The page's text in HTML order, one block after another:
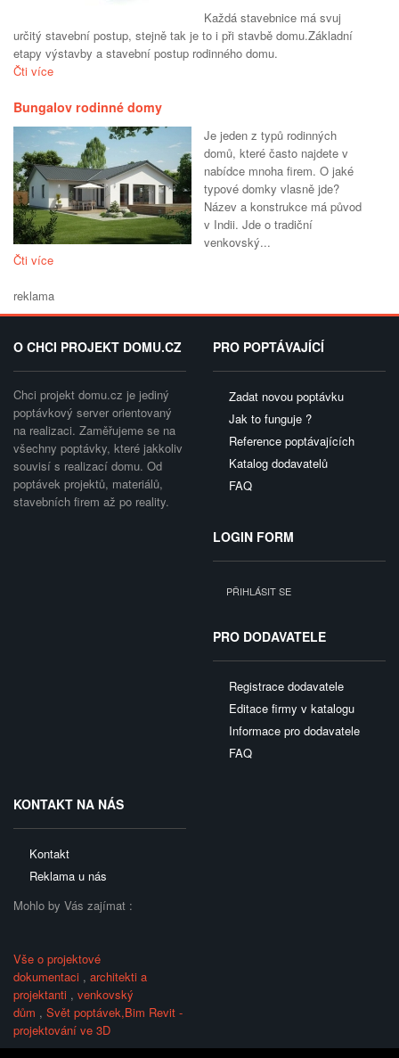
Každá stavebnice má svuj
určitý stavební postup, stejně tak je to i při stavbě domu.Základní
etapy výstavby a stavební postup rodinného domu.
Čti více
Bungalov rodinné domy
Je jeden z typů rodinných
domů, které často najdete v
nabídce mnoha firem. O jaké
typové domky vlasně jde?
Název a konstrukce má původ
v Indii. Jde o tradiční
venkovský...
Čti více
reklama
O CHCI PROJEKT DOMU.CZ
Chci projekt domu.cz je jediný
poptávkový server orientovaný
na realizaci. Zaměřujeme se na
všechny poptávky, které jakkoliv
souvisí s realizací domu. Od
poptávek projektů, materiálů,
stavebních firem až po reality.
PRO POPTÁVAJÍCÍ
Zadat novou poptávku
Jak to funguje ?
Reference poptávajících
Katalog dodavatelů
FAQ
LOGIN FORM
PŘIHLÁSIT SE
PRO DODAVATELE
Registrace dodavatele
Editace firmy v katalogu
Informace pro dodavatele
FAQ
KONTAKT NA NÁS
Kontakt
Reklama u nás
Mohlo by Vás zajímat :
Vše o projektové
dokumentaci , architekti a
projektanti , venkovský
dům , Svět poptávek,Bim Revit -
projektování ve 3D